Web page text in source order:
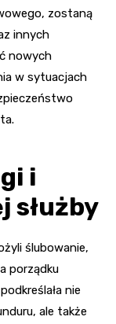
zostaną
innych
nowych
w sytuacjach
i
służby
ślubowanie,
porządku
nie
ale także